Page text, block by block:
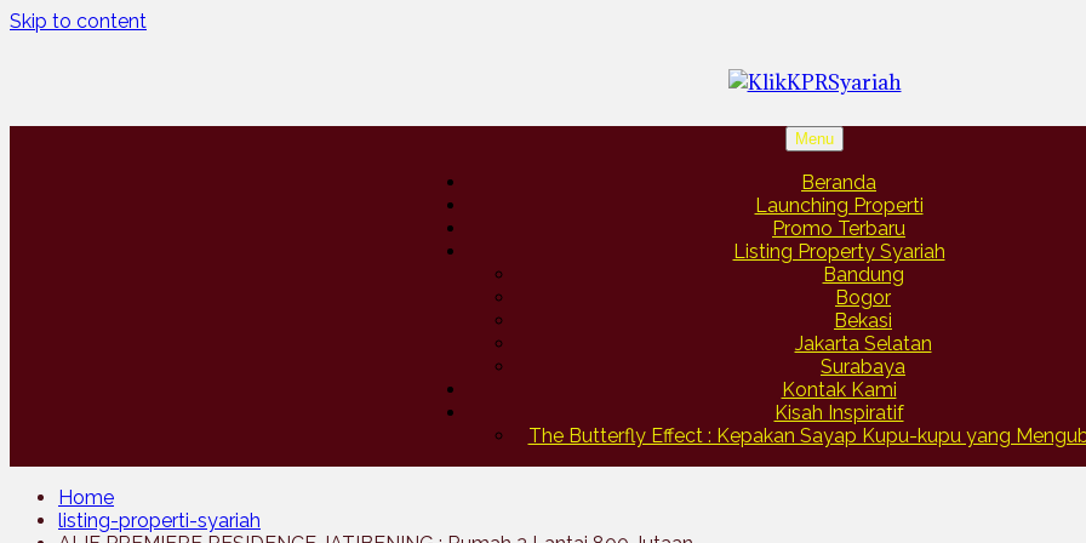
Skip to content
Menu
Beranda
Launching Properti
Promo Terbaru
Listing Property Syariah
Bandung
Bogor
Bekasi
Jakarta Selatan
Surabaya
Kontak Kami
Kisah Inspiratif
The Butterfly Effect : Kepakan Sayap Kupu-kupu yang
Home
listing-properti-syariah